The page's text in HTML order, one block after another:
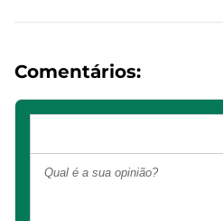
Comentários: